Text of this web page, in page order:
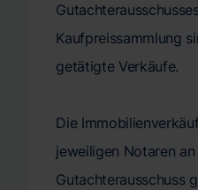
Kaufpreissammlung
getätigte Verkäufe.
Die
jeweiligen Notaren
Gutachterausschuss